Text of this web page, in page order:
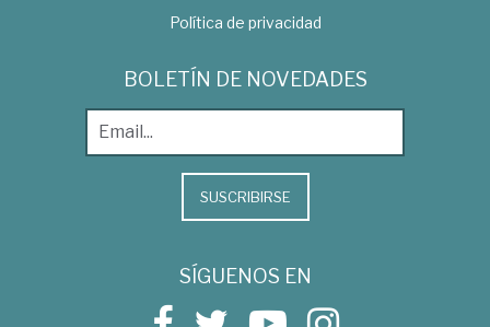
Política de privacidad
BOLETÍN DE NOVEDADES
SUSCRIBIRSE
SÍGUENOS EN